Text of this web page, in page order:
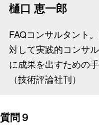
樋口 恵一郎
FAQコンサルタント
対して実践的コンサ
に成果を出すための
（技術評論社刊）
質問９